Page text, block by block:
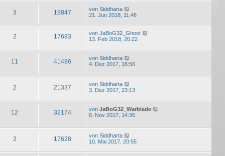
3 19847 von Siddharta
21. Jun 2018, 11:46
2 17683 von JaBoG32_Ghost
13. Feb 2018, 20:22
11 41486 von Siddharta
4. Dez 2017, 18:56
2 21337 von Siddharta
3. Dez 2017, 23:13
12 32174 von JaBoG32_Warblade
6. Nov 2017, 14:36
2 17628 von Siddharta
10. Mai 2017, 20:55